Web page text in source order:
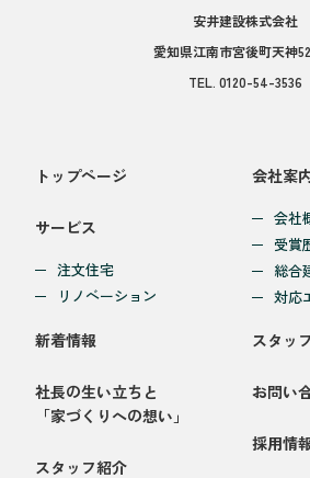
安井建設株式会社
愛知県江南市宮後町天神
TEL. 0120-54-3536
トップページ
サービス
注文住宅
リノベーション
会社案
会社
受賞
総合
対応
新着情報
社長の生い立ちと
「家づくりへの想い」
スタッフ紹介
スタッ
お問い
採用情